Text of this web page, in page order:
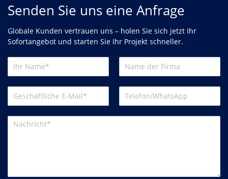
Senden Sie uns eine Anfrage
Globale Kunden vertrauen uns – holen Sie sich jetzt Ihr
Sofortangebot und starten Sie Ihr Projekt schneller.